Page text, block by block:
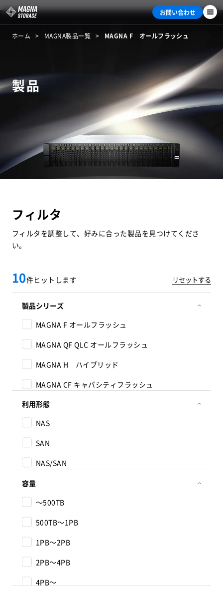
お問い合わせ
ホーム MAGNA製品一覧 MAGNA F オールフラッシュ
製品
フィルタ
フィルタを調整して、好みに合った製品を見つけてくださ
い。
10件ヒットします リセットする
製品シリーズ
MAGNA F オールフラッシュ
MAGNA QF QLC オールフラッシュ
MAGNA H ハイブリッド
MAGNA CF キャパシティフラッシュ
利用形態
NAS
SAN
NAS/SAN
容量
～500TB
500TB～1PB
1PB～2PB
2PB～4PB
4PB～